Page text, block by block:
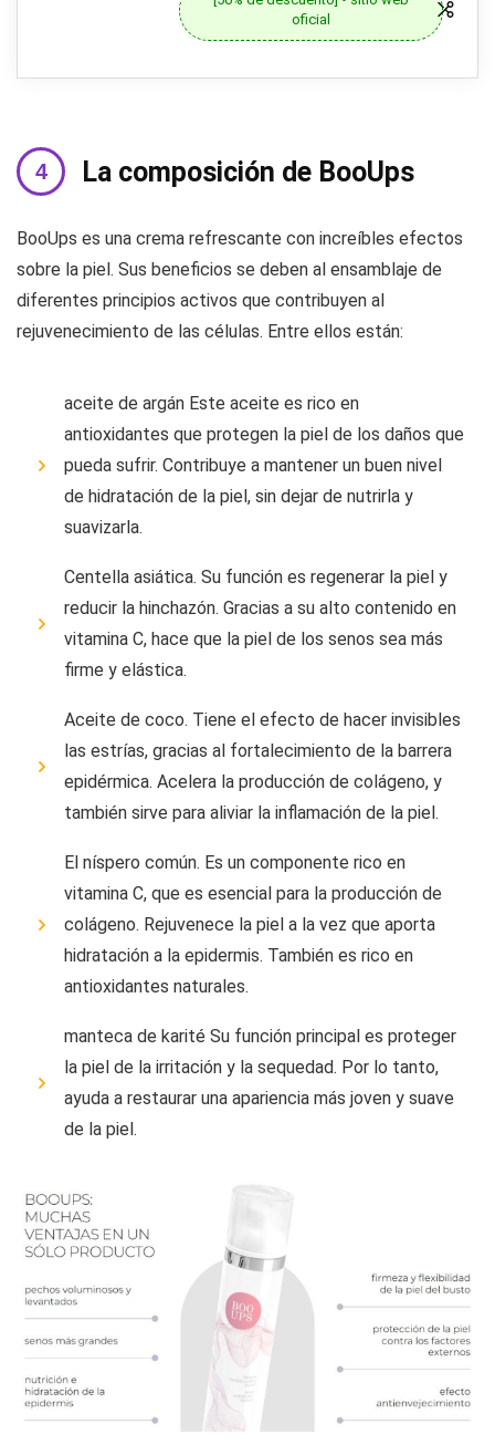
oficial
La composición de BooUps
BooUps es una crema refrescante con increíbles efectos
sobre la piel. Sus beneficios se deben al ensamblaje de
diferentes principios activos que contribuyen al
rejuvenecimiento de las células. Entre ellos están:
aceite de argán Este aceite es rico en
antioxidantes que protegen la piel de los daños que
pueda sufrir. Contribuye a mantener un buen nivel
de hidratación de la piel, sin dejar de nutrirla y
suavizarla.
Centella asiática. Su función es regenerar la piel y
reducir la hinchazón. Gracias a su alto contenido en
vitamina C, hace que la piel de los senos sea más
firme y elástica.
Aceite de coco. Tiene el efecto de hacer invisibles
las estrías, gracias al fortalecimiento de la barrera
epidérmica. Acelera la producción de colágeno, y
también sirve para aliviar la inflamación de la piel.
El níspero común. Es un componente rico en
vitamina C, que es esencial para la producción de
colágeno. Rejuvenece la piel a la vez que aporta
hidratación a la epidermis. También es rico en
antioxidantes naturales.
manteca de karité Su función principal es proteger
la piel de la irritación y la sequedad. Por lo tanto,
ayuda a restaurar una apariencia más joven y suave
de la piel.